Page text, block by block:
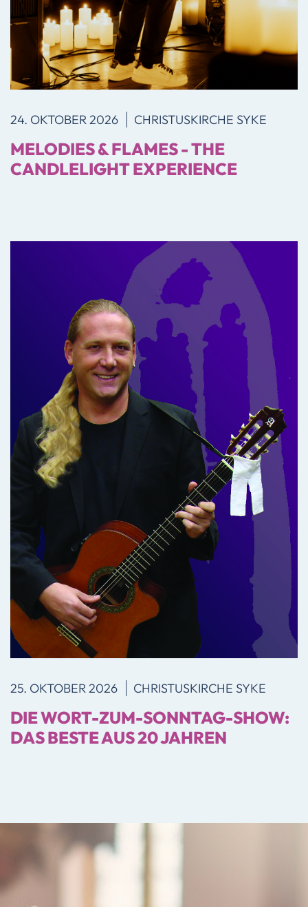
24. OKTOBER 2026 CHRISTUSKIRCHE SYKE
MELODIES & FLAMES - THE
CANDLELIGHT EXPERIENCE
25. OKTOBER 2026 CHRISTUSKIRCHE SYKE
DIE WORT-ZUM-SONNTAG-SHOW:
DAS BESTE AUS 20 JAHREN